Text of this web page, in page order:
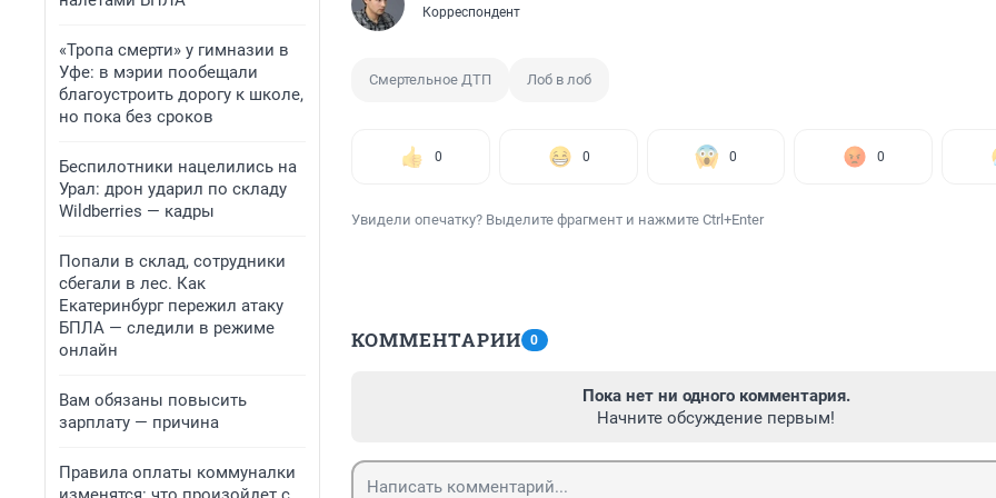
«Тропа смерти» у гимназии в
Уфе: в мэрии пообещали
благоустроить дорогу к школе,
но пока без сроков
Беспилотники нацелились на
Урал: дрон ударил по складу
Wildberries — кадры
Попали в склад, сотрудники
сбегали в лес. Как
Екатеринбург пережил атаку
БПЛА — следили в режиме
онлайн
Вам обязаны повысить
зарплату — причина
Правила оплаты коммуналки
Корреспондент
Смертельное ДТП Лоб в лоб
0 0 0 0
Увидели опечатку? Выделите фрагмент и нажмите Ctrl+Enter
КОММЕНТАРИИ 0
Пока нет ни одного комментария.
Начните обсуждение первым!